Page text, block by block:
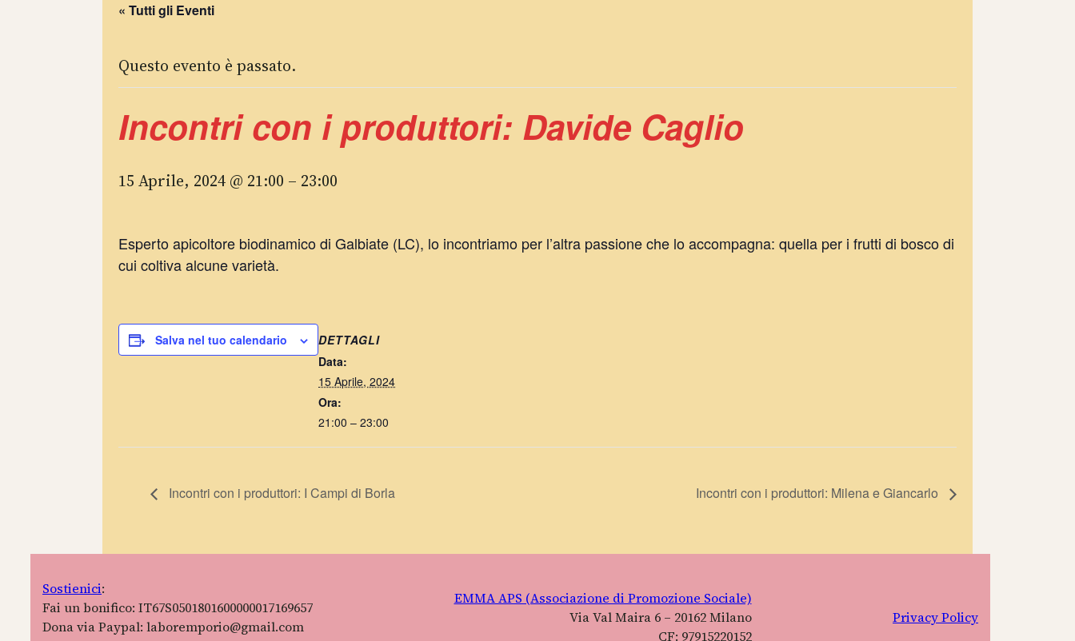
« Tutti gli Eventi
Questo evento è passato.
Incontri con i produttori: Davide Caglio
15 Aprile, 2024 @ 21:00 – 23:00
Esperto apicoltore biodinamico di Galbiate (LC), lo incontriamo per l’altra passione che lo accompagna: quella per i frutti di bosco di
cui coltiva alcune varietà.
Salva nel tuo calendario
DETTAGLI
Data:
15 Aprile, 2024
Ora:
21:00 – 23:00
Incontri con i produttori: I Campi di Borla Incontri con i produttori: Milena e Giancarlo
Sostienici:
Fai un bonifico: IT67S0501801600000017169657
Dona via Paypal: laboremporio@gmail.com
EMMA APS (Associazione di Promozione Sociale)
Via Val Maira 6 – 20162 Milano
CF: 97915220152
Privacy Policy